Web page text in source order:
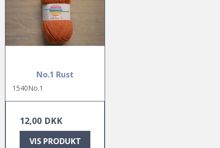
No.1 Rust
1540No.1
12,00 DKK
VIS PRODUKT